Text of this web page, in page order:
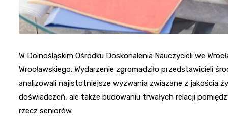
W Dolnośląskim Ośrodku Doskonalenia Nauczycieli we
Wrocławskiego. Wydarzenie zgromadziło przedstawicieli
analizowali najistotniejsze wyzwania związane z jakością
doświadczeń, ale także budowaniu trwałych relacji
rzecz seniorów.